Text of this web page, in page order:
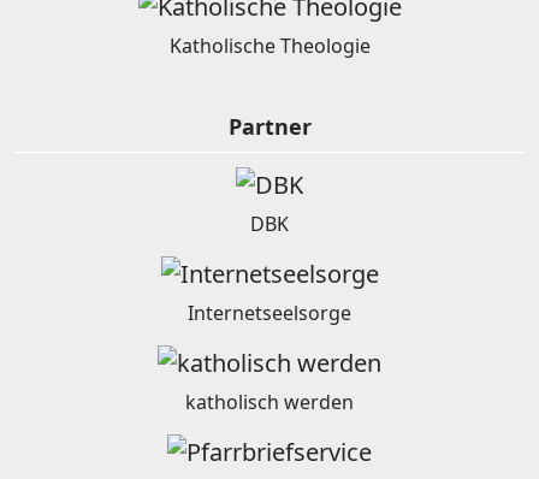
Katholische Theologie
Partner
DBK
Internetseelsorge
katholisch werden